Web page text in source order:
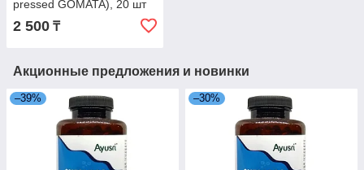
pressed GOMATA), 20 шт
2 500 ₸
Акционные предложения и новинки
–39% –30%